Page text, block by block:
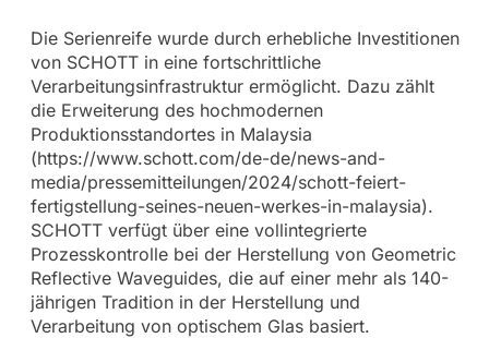
Die Serienreife wurde durch erhebliche Investitionen
von SCHOTT in eine fortschrittliche
Verarbeitungsinfrastruktur ermöglicht. Dazu zählt
die Erweiterung des hochmodernen
Produktionsstandortes in Malaysia
(https://www.schott.com/de-de/news-and-
media/pressemitteilungen/2024/schott-feiert-
fertigstellung-seines-neuen-werkes-in-malaysia).
SCHOTT verfügt über eine vollintegrierte
Prozesskontrolle bei der Herstellung von Geometric
Reflective Waveguides, die auf einer mehr als 140-
jährigen Tradition in der Herstellung und
Verarbeitung von optischem Glas basiert.